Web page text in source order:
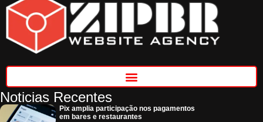
Noticias Recentes
Pix amplia participação nos pagamentos
em bares e restaurantes